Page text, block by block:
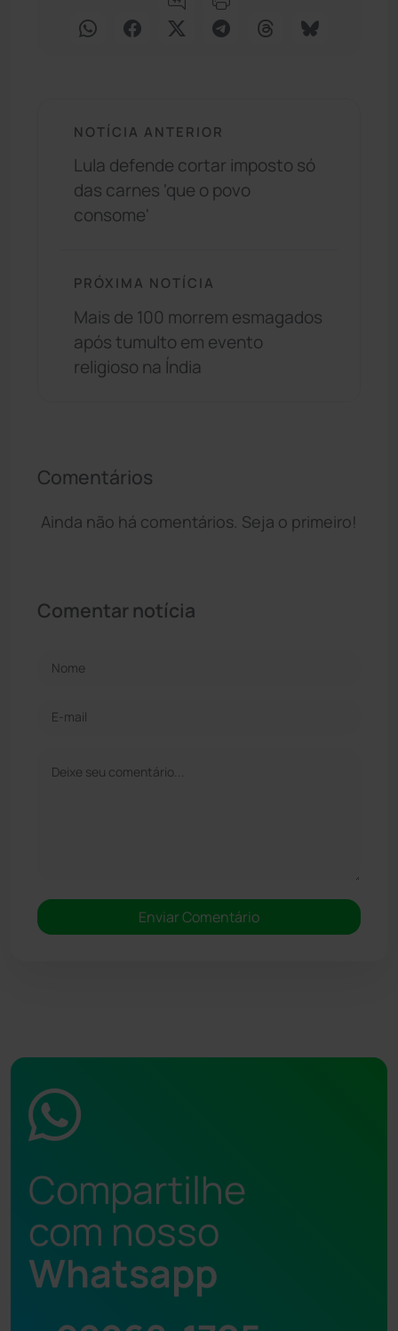
NOTÍCIA ANTERIOR
Lula defende cortar imposto só
das carnes 'que o povo
consome'
PRÓXIMA NOTÍCIA
Mais de 100 morrem esmagados
após tumulto em evento
religioso na Índia
Comentários
Ainda não há comentários. Seja o primeiro!
Comentar notícia
Compartilhe
com nosso
Whatsapp